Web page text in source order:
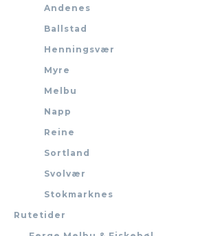
Andenes
Ballstad
Henningsvær
Myre
Melbu
Napp
Reine
Sortland
Svolvær
Stokmarknes
Rutetider